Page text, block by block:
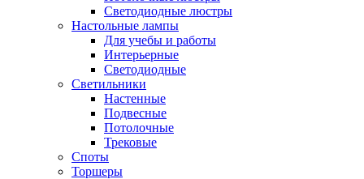
Светодиодные люстры
Настольные лампы
Для учебы и работы
Интерьерные
Светодиодные
Светильники
Настенные
Подвесные
Потолочные
Трековые
Споты
Торшеры